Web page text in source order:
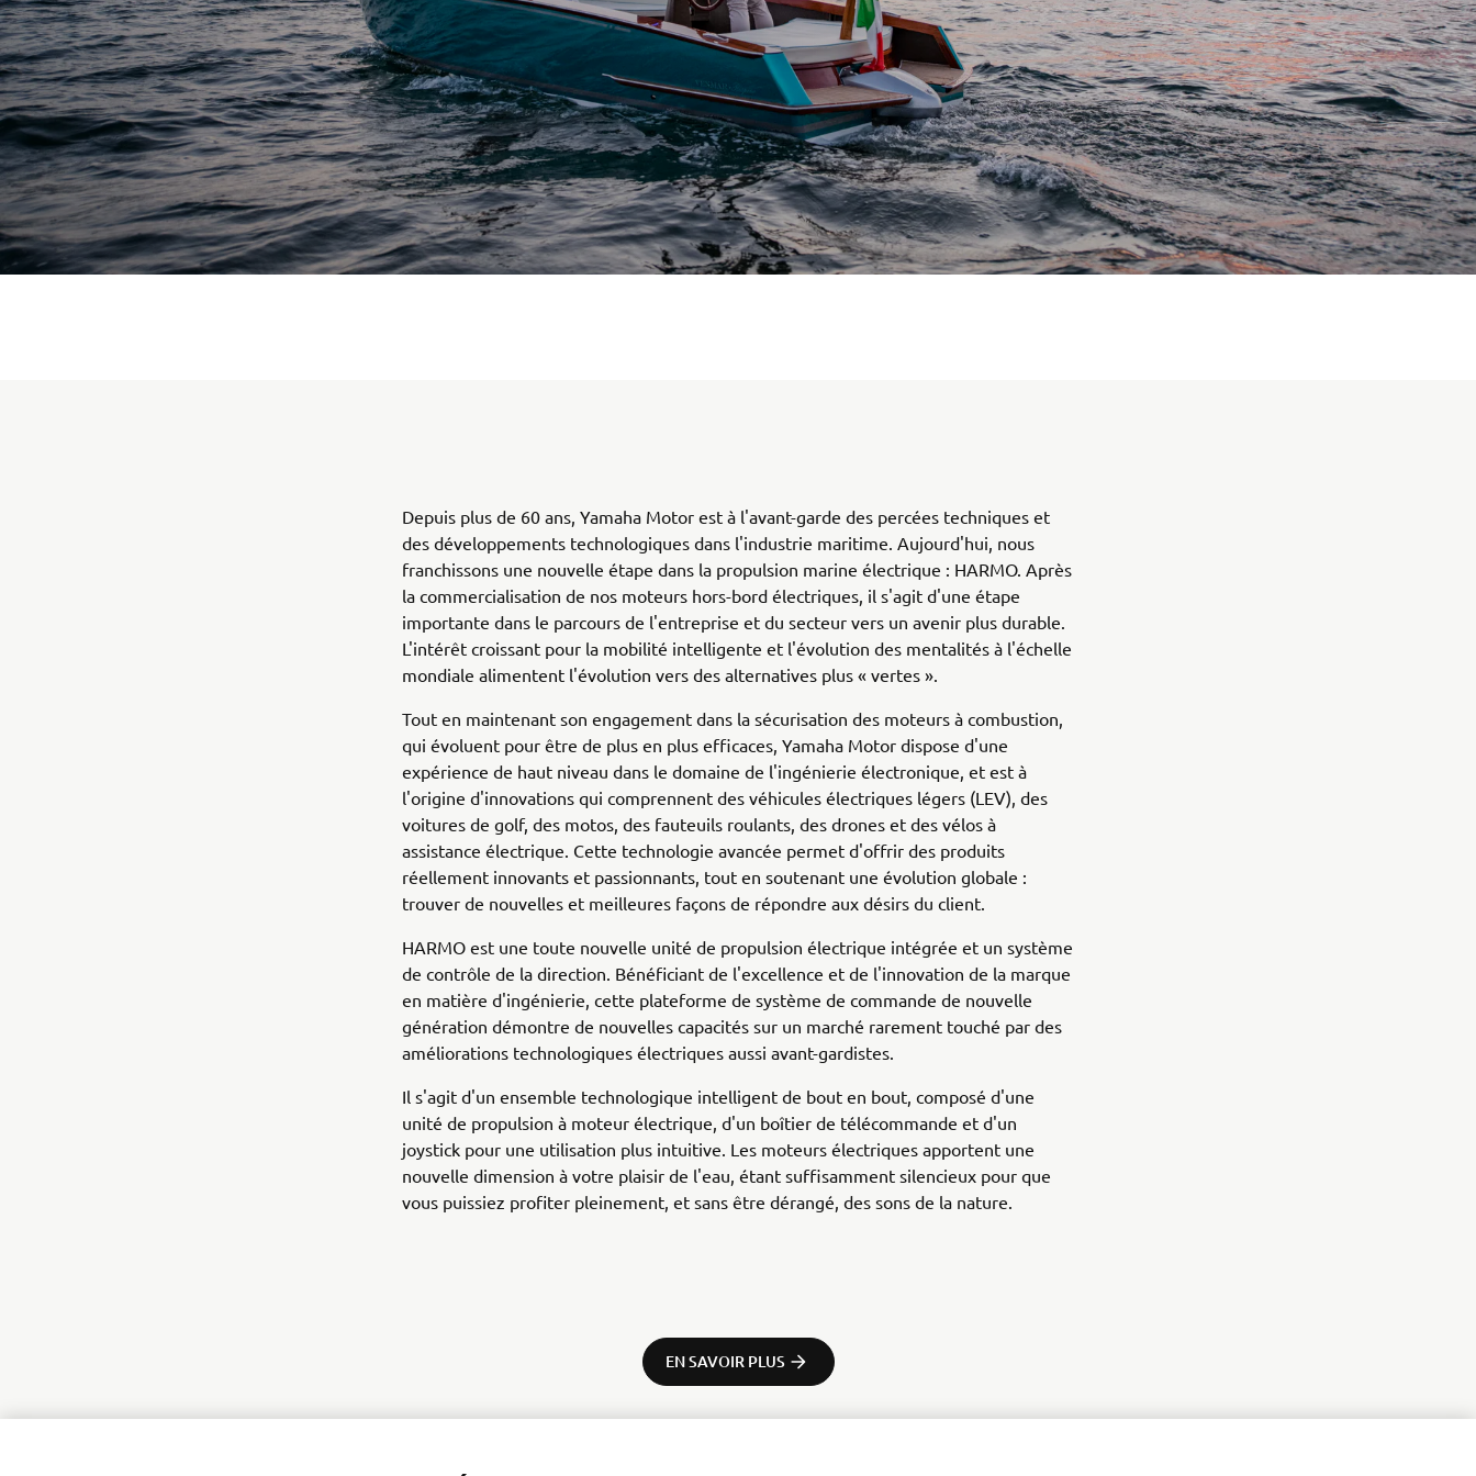
Depuis plus de 60 ans, Yamaha Motor est à l'avant-garde des percées techniques et
des développements technologiques dans l'industrie maritime. Aujourd'hui, nous
franchissons une nouvelle étape dans la propulsion marine électrique : HARMO. Après
la commercialisation de nos moteurs hors-bord électriques, il s'agit d'une étape
importante dans le parcours de l'entreprise et du secteur vers un avenir plus durable.
L'intérêt croissant pour la mobilité intelligente et l'évolution des mentalités à l'échelle
mondiale alimentent l'évolution vers des alternatives plus « vertes ».
Tout en maintenant son engagement dans la sécurisation des moteurs à combustion,
qui évoluent pour être de plus en plus efficaces, Yamaha Motor dispose d'une
expérience de haut niveau dans le domaine de l'ingénierie électronique, et est à
l'origine d'innovations qui comprennent des véhicules électriques légers (LEV), des
voitures de golf, des motos, des fauteuils roulants, des drones et des vélos à
assistance électrique. Cette technologie avancée permet d'offrir des produits
réellement innovants et passionnants, tout en soutenant une évolution globale :
trouver de nouvelles et meilleures façons de répondre aux désirs du client.
HARMO est une toute nouvelle unité de propulsion électrique intégrée et un système
de contrôle de la direction. Bénéficiant de l'excellence et de l'innovation de la marque
en matière d'ingénierie, cette plateforme de système de commande de nouvelle
génération démontre de nouvelles capacités sur un marché rarement touché par des
améliorations technologiques électriques aussi avant-gardistes.
Il s'agit d'un ensemble technologique intelligent de bout en bout, composé d'une
unité de propulsion à moteur électrique, d'un boîtier de télécommande et d'un
joystick pour une utilisation plus intuitive. Les moteurs électriques apportent une
nouvelle dimension à votre plaisir de l'eau, étant suffisamment silencieux pour que
vous puissiez profiter pleinement, et sans être dérangé, des sons de la nature.
EN SAVOIR PLUS